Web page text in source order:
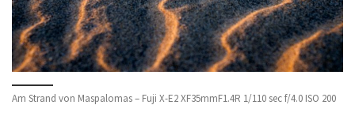
Am Strand von Maspalomas – Fuji X-E2 XF35mmF1.4R 1/110 sec f/4.0 ISO 200